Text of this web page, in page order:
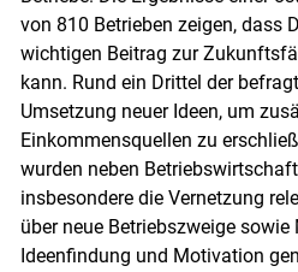
Skip to main
von 810 Betrieben zeigen, dass
wichtigen Beitrag zur
kann. Rund ein Drittel der
Umsetzung neuer Ideen, um
Einkommensquellen zu
wurden neben
insbesondere die Vernetzung
über neue Betriebszweige sowie
Ideenfindung und Motivation